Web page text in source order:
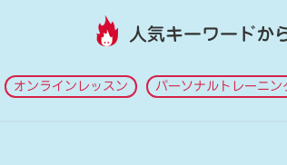
人気キーワードか
オンラインレッスン パーソナルトレーニン